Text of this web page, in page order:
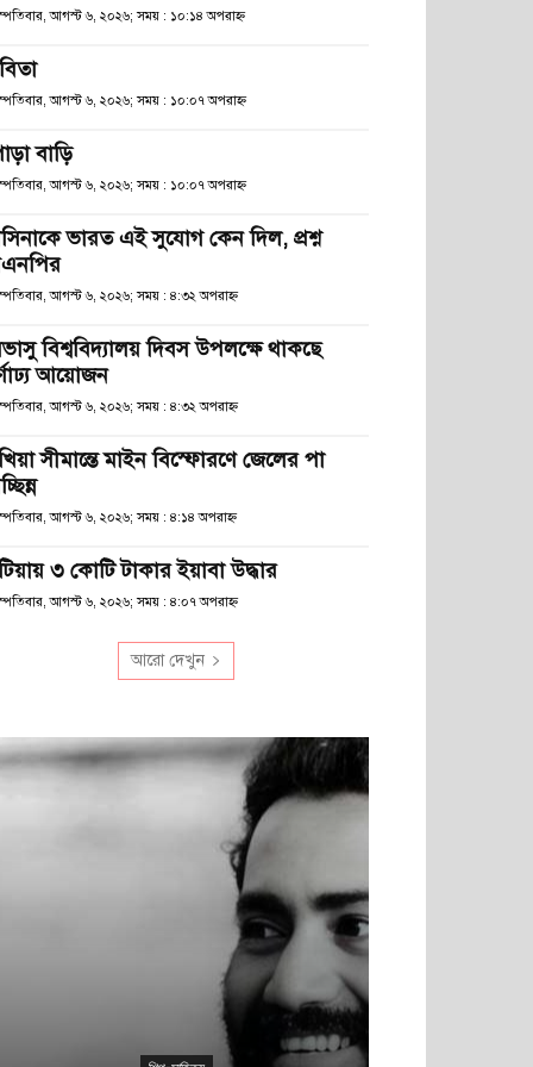
আগস্ট ৬, ২০২৬; সময় : ১০:১৪ অপরাহ্ণ
আগস্ট ৬, ২০২৬; সময় : ১০:০৭ অপরাহ্ণ
বাড়ি
আগস্ট ৬, ২০২৬; সময় : ১০:০৭ অপরাহ্ণ
ভারত এই সুযোগ কেন দিল, প্রশ্ন
আগস্ট ৬, ২০২৬; সময় : ৪:৩২ অপরাহ্ণ
বিশ্ববিদ্যালয় দিবস উপলক্ষে থাকছে
আয়োজন
আগস্ট ৬, ২০২৬; সময় : ৪:৩২ অপরাহ্ণ
সীমান্তে মাইন বিস্ফোরণে জেলের পা
আগস্ট ৬, ২০২৬; সময় : ৪:১৪ অপরাহ্ণ
৩ কোটি টাকার ইয়াবা উদ্ধার
আগস্ট ৬, ২০২৬; সময় : ৪:০৭ অপরাহ্ণ
আরো দেখুন